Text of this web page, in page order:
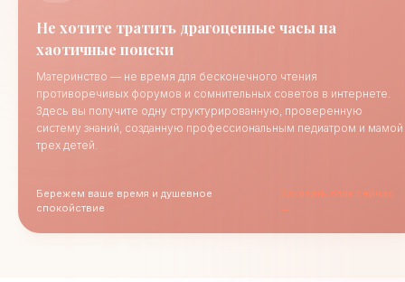
Не хотите тратить драгоценные часы на
хаотичные поиски
Материнство — не время для бесконечного чтения
противоречивых форумов и сомнительных советов в интернете.
Здесь вы получите одну структурированную, проверенную
систему знаний, созданную профессиональным педиатром и мамой
трех детей.
Бережем ваше время и душевное
спокойствие
Заказать блок сейчас
→